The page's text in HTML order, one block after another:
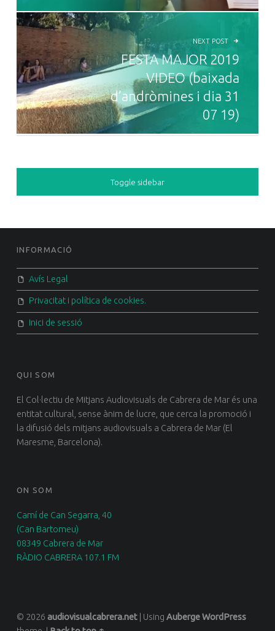
NEXT POST
FESTA MAJOR 2019
VIDEO (baixada
d’andròmines i dia 31
07 19)
SIDEBAR
Toggle sidebar
FOOTER SIDEBAR
INFORMACIÓ
Avís Legal
Privacitat i política de cookies.
Inici de sessió
QUI SOM
El Col·lectiu de Mitjans Audiovisuals de Cabrera de Mar és una
entitat cultural, sense ànim de lucre, que cerca la promoció i
la difusió dels mitjans audiovisuals a Cabrera de Mar (El
Maresme, Barcelona).
ON SOM
Camí de Can Segarra, 40
(Can Bartomeu)
08349 Cabrera de Mar
RÀDIO CABRERA 107.1 FM
© 2026 audiovisualcabrera.net Using AubergeWordPress